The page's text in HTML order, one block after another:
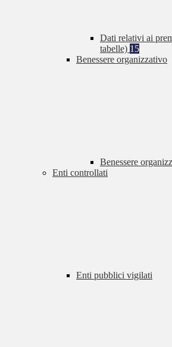
Dati relativi ai
tabelle) 15
Benessere organizzativo
Benessere
Enti controllati
Enti pubblici vigilati